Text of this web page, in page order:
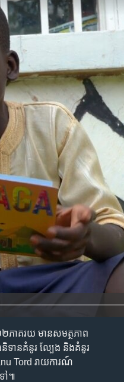
២ភាគ​រយ មាន​​សមត្ថភាព​
ទាន​គំនូរ​ ល្បែង​ និង​គំនូរ​
Tord រាយការណ៍
ៅ៕